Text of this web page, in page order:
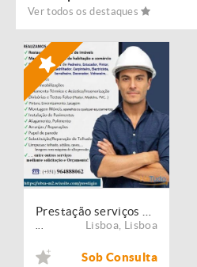
Ver todos os destaques
Lisboa Lisboa
Sob Consulta